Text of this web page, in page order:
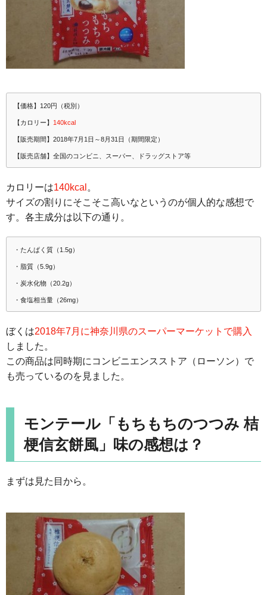
【価格】120円（税別）
【カロリー】 140kcal
【販売期間】2018年7月1日～8月31日（期間限定）
【販売店舗】全国のコンビニ、スーパー、ドラッグストア等
カロリーは140kcal 。
サイズの割りにそこそこ高いなというのが個人的な感想で
す。各主成分は以下の通り。
・たんぱく質（1.5g）
・脂質（5.9g）
・炭水化物（20.2g）
・食塩相当量（26mg）
ぼくは2018年7月に神奈川県のスーパーマーケットで購入
しました。
この商品は同時期にコンビニエンスストア（ローソン）で
も売っているのを見ました。
モンテール「もちもちのつつみ 桔
梗信玄餅風」味の感想は？
まずは見た目から。